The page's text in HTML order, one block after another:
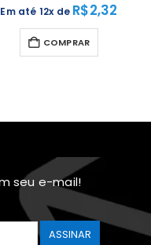
Em até 12x de R$2,32
COMPRAR
seu e-mail!